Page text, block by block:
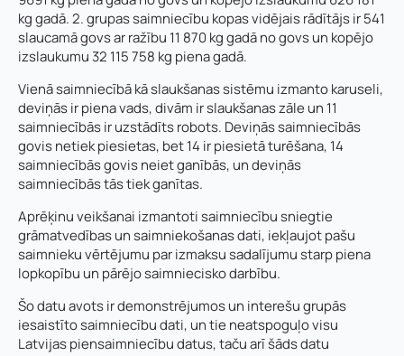
kg gadā. 2. grupas saimniecību kopas vidējais rādītājs ir 541
slaucamā govs ar ražību 11 870 kg gadā no govs un kopējo
izslaukumu 32 115 758 kg piena gadā.
Vienā saimniecībā kā slaukšanas sistēmu izmanto karuseli,
deviņās ir piena vads, divām ir slaukšanas zāle un 11
saimniecībās ir uzstādīts robots. Deviņās saimniecībās
govis netiek piesietas, bet 14 ir piesietā turēšana, 14
saimniecībās govis neiet ganībās, un deviņās
saimniecībās tās tiek ganītas.
Aprēķinu veikšanai izmantoti saimniecību sniegtie
grāmatvedības un saimniekošanas dati, iekļaujot pašu
saimnieku vērtējumu par izmaksu sadalījumu starp piena
lopkopību un pārējo saimniecisko darbību.
Šo datu avots ir demonstrējumos un interešu grupās
iesaistīto saimniecību dati, un tie neatspoguļo visu
Latvijas piensaimniecību datus, taču arī šāds datu